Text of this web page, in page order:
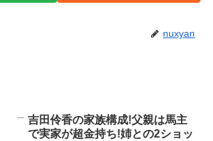
nuxyan
吉田伶香の家族構成!父親は馬主
で実家が超金持ち!姉との2ショッ